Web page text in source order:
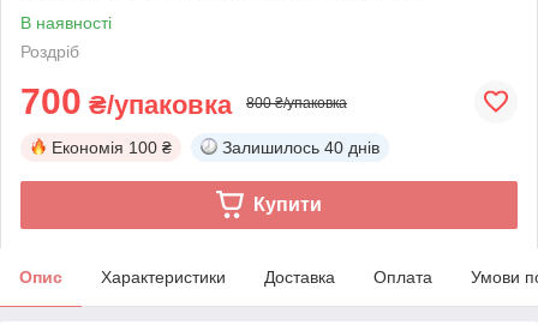
В наявності
Роздріб
700 ₴/упаковка 800 ₴/упаковка
Економія 100 ₴ Залишилось 40 днів
Купити
Опис Характеристики Доставка Оплата Умови